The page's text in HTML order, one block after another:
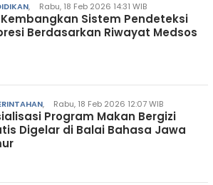
, Rabu, 18 Feb 2026 14:31 WIB
Kembangkan Sistem Pendeteksi
Berdasarkan Riwayat Medsos
, Rabu, 18 Feb 2026 12:07 WIB
Program Makan Bergizi
Digelar di Balai Bahasa Jawa